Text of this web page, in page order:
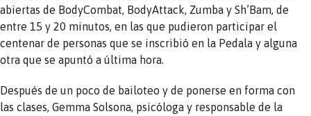
abiertas de BodyCombat, BodyAttack, Zumba y Sh’Bam, de
entre 15 y 20 minutos, en las que pudieron participar el
centenar de personas que se inscribió en la Pedala y alguna
otra que se apuntó a última hora.
Después de un poco de bailoteo y de ponerse en forma con
las clases, Gemma Solsona, psicóloga y responsable de la